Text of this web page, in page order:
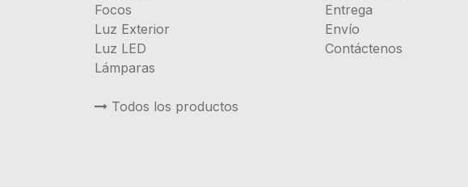
Focos
Luz Exterior
Luz LED
Lámparas
Todos los productos
Entrega
Envío
Contáctenos